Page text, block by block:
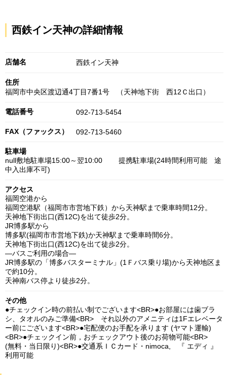
西鉄イン天神の詳細情報
店舗名 西鉄イン天神
住所
福岡市中央区渡辺通4丁目7番1号 （天神地下街 西12Ｃ出口）
電話番号 092-713-5454
FAX（ファックス） 092-713-5460
駐車場
null敷地駐車場15:00～翌10:00 提携駐車場(24時間利用可能 途
中入出庫不可)
アクセス
福岡空港から
福岡空港駅（福岡市市営地下鉄）から天神駅まで乗車時間12分。
天神地下街出口(西12C)を出て徒歩2分。
JR博多駅から
博多駅(福岡市市営地下鉄)か天神駅まで乗車時間6分。
天神地下街出口(西12C)を出て徒歩2分。
―バスご利用の場合―
JR博多駅の「博多バスターミナル」(1Ｆバス乗り場)から天神地区ま
で約10分。
天神南バス停より徒歩2分。
その他
●チェックイン時の前払い制でございます<BR>●お部屋には歯ブラ
シ、タオルのみご準備<BR> それ以外のアメニティは1Fエレベータ
ー前にございます<BR>●宅配便のお手配を承ります (ヤマト運輸)
<BR>●チェックイン前，おチェックアウト後のお荷物可能<BR>
(無料・当日限り)<BR>●交通系ＩＣカード・nimoca, 『 エディ 』
利用可能